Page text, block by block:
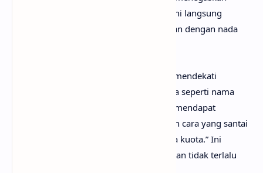
bahwa mereka merasa sangat tampan. Ini langsung
memberi kesan bahwa lagu ini dibawakan dengan nada
Pada bait pertama, tokoh lirik mencoba mendekati
seseorang dengan pertanyaan sederhana seperti nama
dan tempat tinggal. Namun ketika tidak mendapat
respons, ia malah menyimpulkan dengan cara yang santai
dan lucu, seperti menyalahkan “tidak ada kuota.” Ini
menunjukkan pendekatan yang ringan dan tidak terlalu